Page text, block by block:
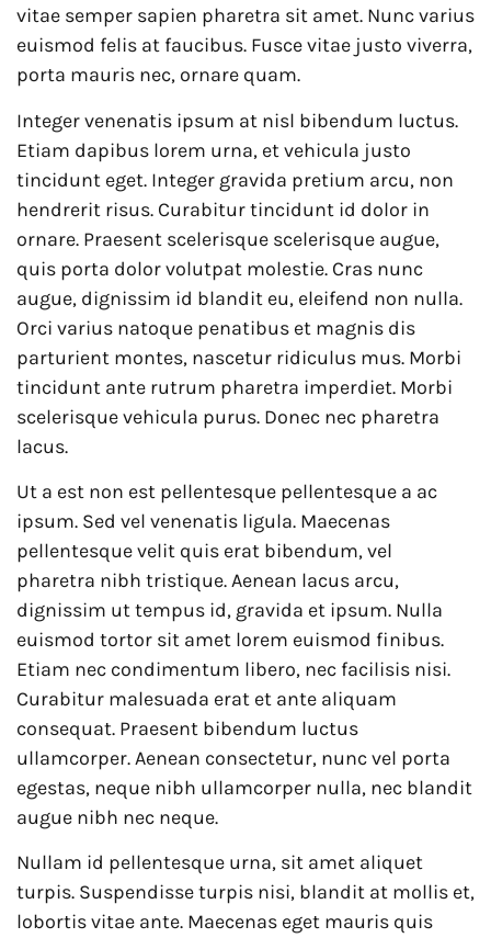
vitae semper sapien pharetra sit amet. Nunc varius
euismod felis at faucibus. Fusce vitae justo viverra,
porta mauris nec, ornare quam.
Integer venenatis ipsum at nisl bibendum luctus.
Etiam dapibus lorem urna, et vehicula justo
tincidunt eget. Integer gravida pretium arcu, non
hendrerit risus. Curabitur tincidunt id dolor in
ornare. Praesent scelerisque scelerisque augue,
quis porta dolor volutpat molestie. Cras nunc
augue, dignissim id blandit eu, eleifend non nulla.
Orci varius natoque penatibus et magnis dis
parturient montes, nascetur ridiculus mus. Morbi
tincidunt ante rutrum pharetra imperdiet. Morbi
scelerisque vehicula purus. Donec nec pharetra
lacus.
Ut a est non est pellentesque pellentesque a ac
ipsum. Sed vel venenatis ligula. Maecenas
pellentesque velit quis erat bibendum, vel
pharetra nibh tristique. Aenean lacus arcu,
dignissim ut tempus id, gravida et ipsum. Nulla
euismod tortor sit amet lorem euismod finibus.
Etiam nec condimentum libero, nec facilisis nisi.
Curabitur malesuada erat et ante aliquam
consequat. Praesent bibendum luctus
ullamcorper. Aenean consectetur, nunc vel porta
egestas, neque nibh ullamcorper nulla, nec blandit
augue nibh nec neque.
Nullam id pellentesque urna, sit amet aliquet
turpis. Suspendisse turpis nisi, blandit at mollis et,
lobortis vitae ante. Maecenas eget mauris quis